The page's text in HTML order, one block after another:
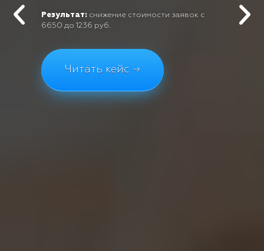
Результат: снижение стоимости заявок с
6650 до 1236 руб.
Читать кейс →